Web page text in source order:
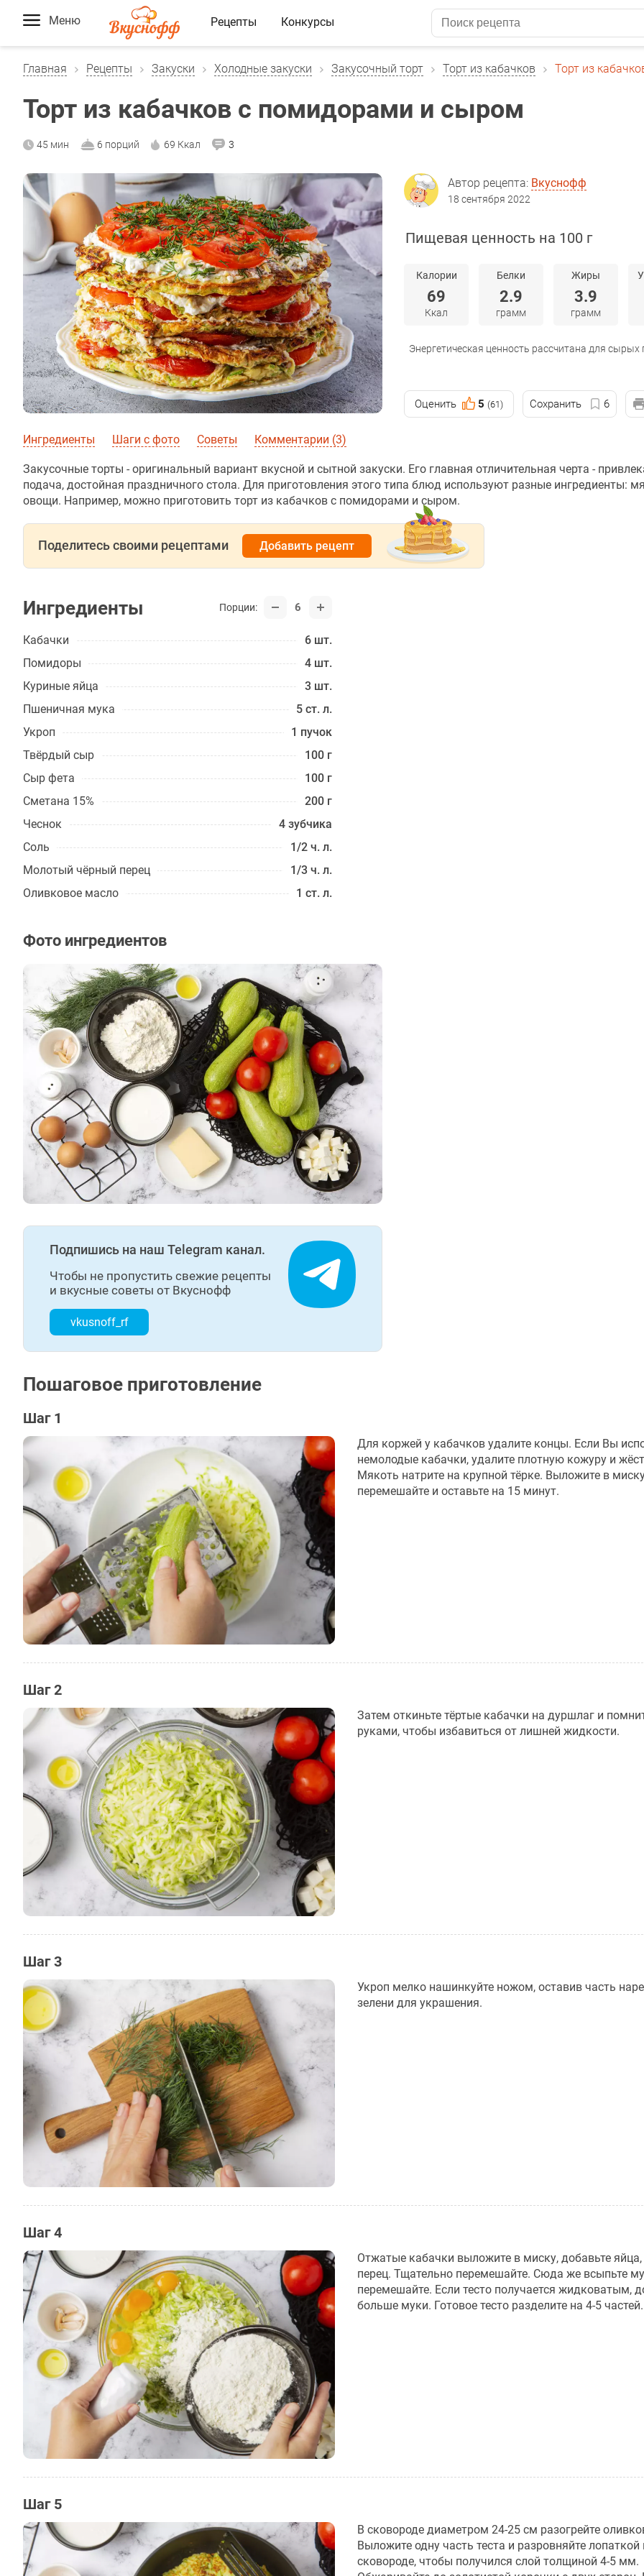
Меню Рецепты Конкурсы
Главная Рецепты Закуски Холодные закуски Закусочный торт Торт из кабачков Торт из
Торт из кабачков с помидорами и сыром
45 мин 6 порций 69 Ккал 3
Автор рецепта: Вкуснофф
18 сентября 2022
Пищевая ценность на 100 г
Калории
69
Ккал
Белки
2.9
грамм
Жиры
3.9
грамм
Энергетическая ценность рассчитана для сырых
Оценить 5 (61) Сохранить 6
Ингредиенты Шаги с фото Советы Комментарии (3)
Закусочные торты - оригинальный вариант вкусной и сытной закуски. Его главная отличительная черта -
подача, достойная праздничного стола. Для приготовления этого типа блюд используют разные ингредиенты:
овощи. Например, можно приготовить торт из кабачков с помидорами и сыром.
Поделитесь своими рецептами Добавить рецепт
Ингредиенты Порции: 6
Кабачки
6 шт.
Помидоры
4 шт.
Куриные яйца
3 шт.
Пшеничная мука
5 ст. л.
Укроп
1 пучок
Твёрдый сыр
100 г
Сыр фета
100 г
Сметана 15%
200 г
Чеснок
4 зубчика
Соль
1/2 ч. л.
Молотый чёрный перец
1/3 ч. л.
Оливковое масло
1 ст. л.
Фото ингредиентов
Подпишись на наш Telegram канал.
Чтобы не пропустить свежие рецепты
и вкусные советы от Вкуснофф
vkusnoff_rf
Пошаговое приготовление
Шаг 1
Для коржей у кабачков удалите концы. Если Вы
немолодые кабачки, удалите плотную кожуру и
Мякоть натрите на крупной тёрке. Выложите в
перемешайте и оставьте на 15 минут.
Шаг 2
Затем откиньте тёртые кабачки на дуршлаг и
руками, чтобы избавиться от лишней жидкости.
Шаг 3
Укроп мелко нашинкуйте ножом, оставив часть
зелени для украшения.
Шаг 4
Отжатые кабачки выложите в миску, добавьте яйца,
перец. Тщательно перемешайте. Сюда же всыпьте
перемешайте. Если тесто получается жидковатым,
больше муки. Готовое тесто разделите на 4-5 частей.
Шаг 5
В сковороде диаметром 24-25 см разогрейте
Выложите одну часть теста и разровняйте лопаткой
сковороде, чтобы получился слой толщиной 4-5 мм.